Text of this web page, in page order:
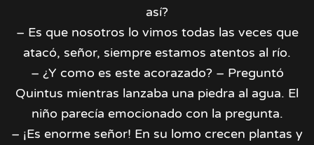
así?
– Es que nosotros lo vimos todas las veces que
atacó, señor, siempre estamos atentos al río.
– ¿Y como es este acorazado? – Preguntó
Quintus mientras lanzaba una piedra al agua. El
niño parecía emocionado con la pregunta.
– ¡Es enorme señor! En su lomo crecen plantas y